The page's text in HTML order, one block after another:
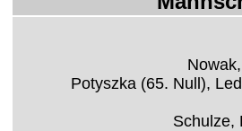
Potyszka (65. Null),
Schulze,